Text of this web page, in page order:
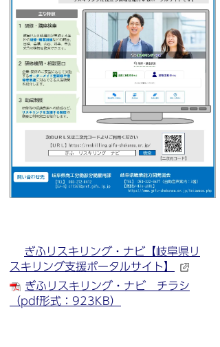
ぎふリスキリング・ナビ【岐阜県リ
スキリング支援ポータルサイト】
ぎふリスキリング・ナビ チラシ
（pdf形式：923KB）